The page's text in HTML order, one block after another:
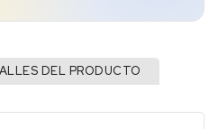
DEL PRODUCTO